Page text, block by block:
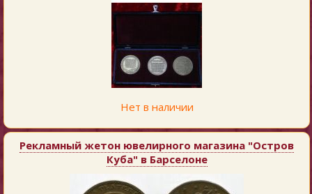
Нет в наличии
Рекламный жетон ювелирного магазина "Остров
Куба" в Барселоне